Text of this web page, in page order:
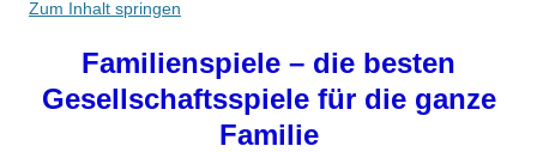
Zum Inhalt springen
Familienspiele – die besten
Gesellschaftsspiele für die ganze
Familie